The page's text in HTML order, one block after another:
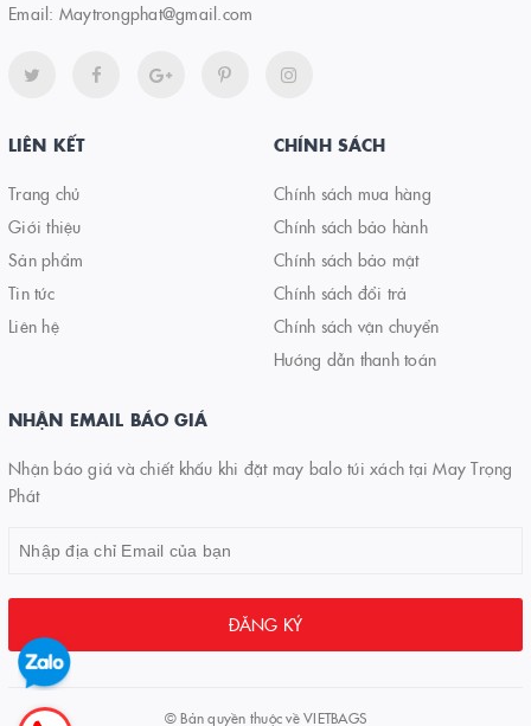
Email: Maytrongphat@gmail.com
LIÊN KẾT
Trang chủ
Giới thiệu
Sản phẩm
Tin tức
Liên hệ
CHÍNH SÁCH
Chính sách mua hàng
Chính sách bảo hành
Chính sách bảo mật
Chính sách đổi trả
Chính sách vận chuyển
Hướng dẫn thanh toán
NHẬN EMAIL BÁO GIÁ
Nhận báo giá và chiết khấu khi đặt may balo túi xách tại May Trọng
Phát
ĐĂNG KÝ
© Bản quyền thuộc vềVIETBAGS